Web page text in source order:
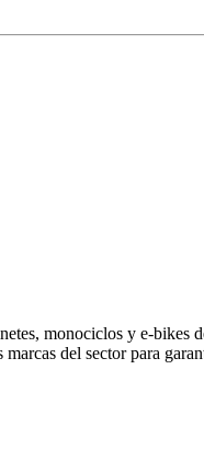
monociclos y e-
del sector para